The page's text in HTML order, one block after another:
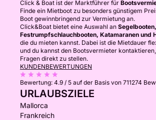
Click & Boat ist der Marktführer für
Finde ein Mietboot zu besonders günstigem
Boot gewinnbringend zur Vermietung an.
Click&Boat bietet eine Auswahl an
Festrumpfschlauchbooten, Katamaranen und
die du mieten kannst. Dabei ist die Mietdauer
und du kannst den Bootsvermieter
Fragen direkt zu stellen.
KUNDENBEWERTUNGEN
Bewertung: 4.9 / 5 auf der Basis von 711274
URLAUBSZIELE
Mallorca
Frankreich